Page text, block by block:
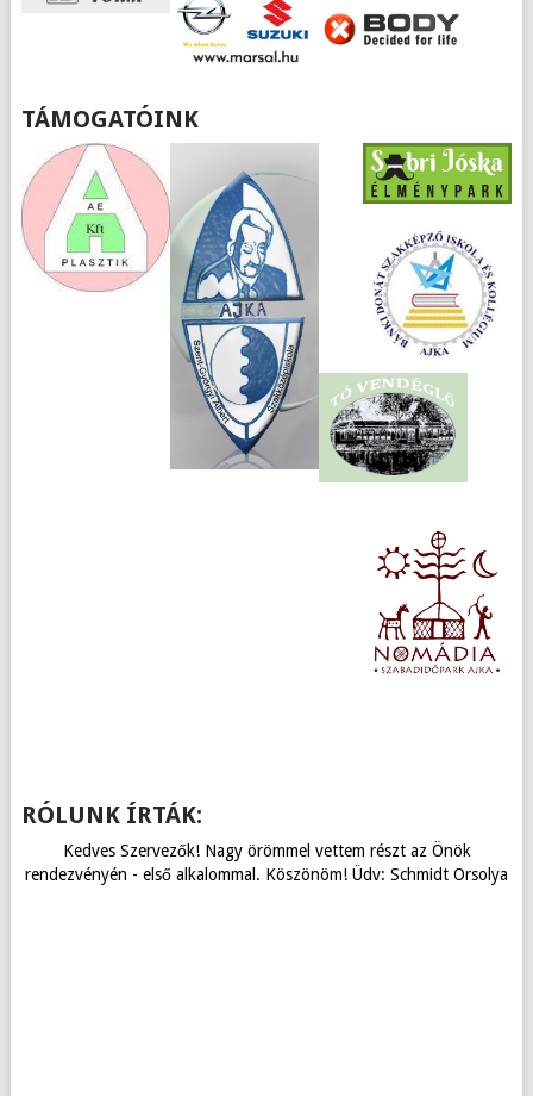
TÁMOGATÓINK
RÓLUNK ÍRTÁK:
Kedves Szervezők! Nagy örömmel vettem részt az Önök
rendezvényén - első alkalommal. Köszönöm! Üdv: Schmidt Orsolya